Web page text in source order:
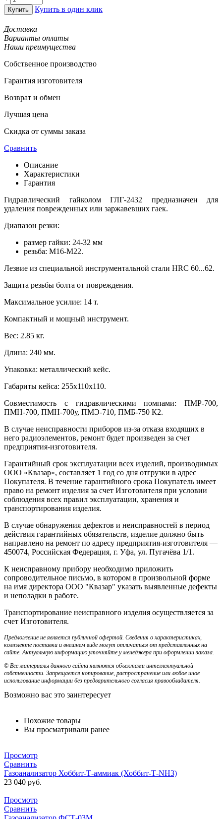
Купить Купить в один клик
Доставка
Варианты оплаты
Наши преимущества
Собственное производство
Гарантия изготовителя
Возврат и обмен
Лучшая цена
Скидка от суммы заказа
Сравнить
Описание
Характеристики
Гарантия
Гидравлический гайколом ГЛГ-2432 предназначен для
удаления поврежденных или заржавевших гаек.
Диапазон резки:
размер гайки: 24-32 мм
резьба: М16-М22.
Лезвие из специальной инструментальной стали HRC 60...62.
Защита резьбы болта от повреждения.
Максимальное усилие: 14 т.
Компактный и мощный инструмент.
Вес: 2.85 кг.
Длина: 240 мм.
Упаковка: металлический кейс.
Габариты кейса: 255х110х110.
Совместимость с гидравлическими помпами: ПМР-700,
ПМН-700, ПМН-700у, ПМЭ-710, ПМБ-750 К2.
В случае неисправности приборов из-за отказа входящих в
него радиоэлементов, ремонт будет произведен за счет
предприятия-изготовителя.
Гарантийный срок эксплуатации всех изделий, производимых
ООО «Квазар», составляет 1 год со дня отгрузки в адрес
Покупателя. В течение гарантийного срока Покупатель имеет
право на ремонт изделия за счет Изготовителя при условии
соблюдения всех правил эксплуатации, хранения и
транспортирования изделия.
В случае обнаружения дефектов и неисправностей в период
действия гарантийных обязательств, изделие должно быть
направлено на ремонт по адресу предприятия-изготовителя —
450074, Российская Федерация, г. Уфа, ул. Пугачёва 1/1.
К неисправному прибору необходимо приложить
сопроводительное письмо, в котором в произвольной форме
на имя директора ООО "Квазар" указать выявленные дефекты
и неполадки в работе.
Транспортирование неисправного изделия осуществляется за
счет Изготовителя.
Предложение не является публичной офертой. Сведения о характеристиках,
комплекте поставки и внешнем виде могут отличаться от представленных на
сайте. Актуальную информацию уточняйте у менеджера при оформлении заказа.
© Все материалы данного сайта являются объектами интеллектуальной
собственности. Запрещается копирование, распространение или любое иное
использование информации без предварительного согласия правообладателя.
Возможно вас это заинтересует
Похожие товары
Вы просматривали ранее
Просмотр
Сравнить
Газоанализатор Хоббит-Т-аммиак (Хоббит-Т-NH3)
23 040 руб.
Просмотр
Сравнить